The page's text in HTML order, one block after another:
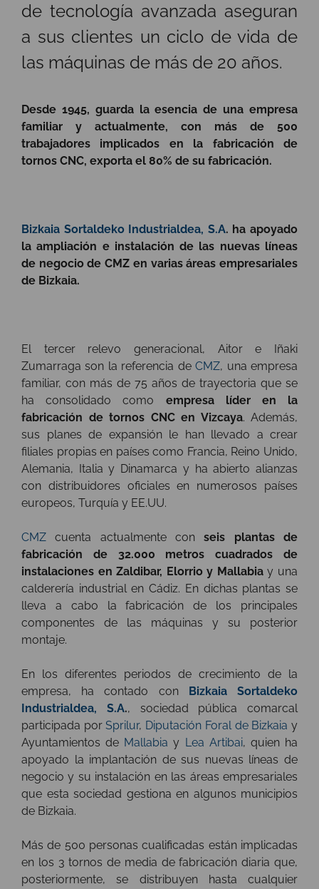
de tecnología avanzada aseguran
a sus clientes un ciclo de vida de
las máquinas de más de 20 años.
Desde 1945, guarda la esencia de una empresa
familiar y actualmente, con más de 500
trabajadores implicados en la fabricación de
tornos CNC, exporta el 80% de su fabricación.
Bizkaia Sortaldeko Industrialdea, S.A. ha apoyado
la ampliación e instalación de las nuevas líneas
de negocio de CMZ en varias áreas empresariales
de Bizkaia.
El tercer relevo generacional, Aitor e Iñaki
Zumarraga son la referencia deCMZ, una empresa
familiar, con más de 75 años de trayectoria que se
ha consolidado como empresa líder en la
fabricación de tornos CNC en Vizcaya. Además,
sus planes de expansión le han llevado a crear
filiales propias en países como Francia, Reino Unido,
Alemania, Italia y Dinamarca y ha abierto alianzas
con distribuidores oficiales en numerosos países
europeos, Turquía y EE.UU.
CMZ cuenta actualmente conseis plantas de
fabricación de 32.000 metros cuadrados de
instalaciones en Zaldibar, Elorrio y Mallabiay una
calderería industrial en Cádiz. En dichas plantas se
lleva a cabo la fabricación de los principales
componentes de las máquinas y su posterior
montaje.
En los diferentes periodos de crecimiento de la
empresa, ha contado con
Bizkaia Sortaldeko
Industrialdea, S.A., sociedad pública comarcal
participada porSprilur, Diputación Foral de Bizkaia y
Ayuntamientos de Mallabia y Lea Artibai, quien ha
apoyado la implantación de sus nuevas líneas de
negocio y su instalación en las áreas empresariales
que esta sociedad gestiona en algunos municipios
de Bizkaia.
Más de 500 personas cualificadas están implicadas
en los 3 tornos de media de fabricación diaria que,
posteriormente, se distribuyen hasta cualquier